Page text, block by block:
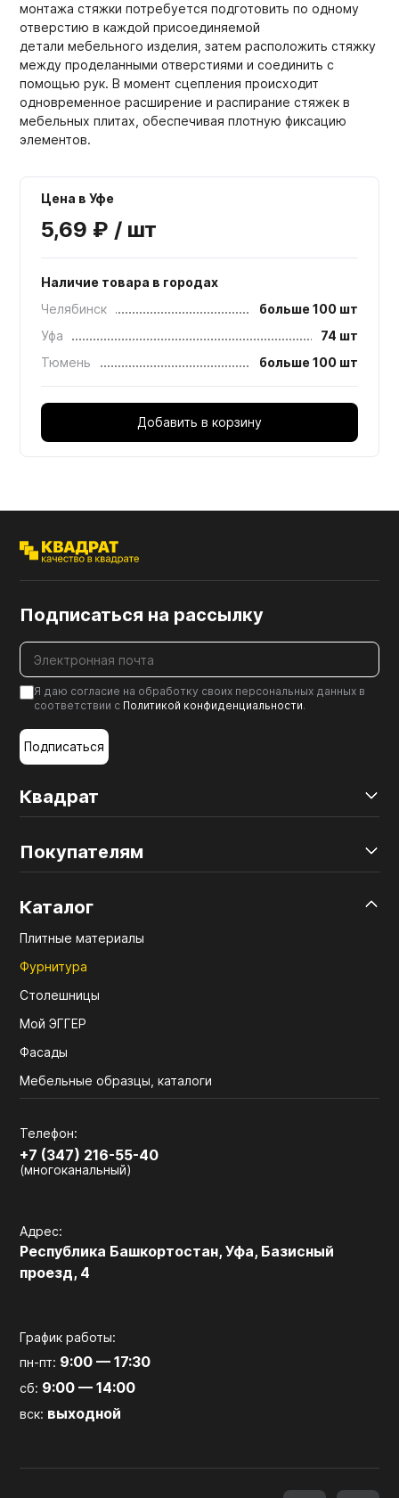
монтажа стяжки потребуется подготовить по одному
отверстию в каждой присоединяемой
детали мебельного изделия, затем расположить стяжку
между проделанными отверстиями и соединить с
помощью рук. В момент сцепления происходит
одновременное расширение и распирание стяжек в
мебельных плитах, обеспечивая плотную фиксацию
элементов.
Цена в Уфе
5,69 ₽ / шт
Наличие товара в городах
Челябинск
больше 100 шт
Уфа
74 шт
Тюмень
больше 100 шт
Добавить в корзину
Квадрат
Покупателям
Каталог
Плитные материалы
Фурнитура
Столешницы
Мой ЭГГЕР
Фасады
Мебельные образцы, каталоги
Телефон:
+7 (347) 216-55-40
(многоканальный)
Адрес:
Республика Башкортостан, Уфа, Базисный
проезд, 4
График работы:
пн-пт: 9:00 — 17:30
сб: 9:00 — 14:00
вск: выходной
Подписаться на рассылку
Я даю согласие на обработку своих персональных данных в
соответствии с Политикой конфиденциальности.
Подписаться